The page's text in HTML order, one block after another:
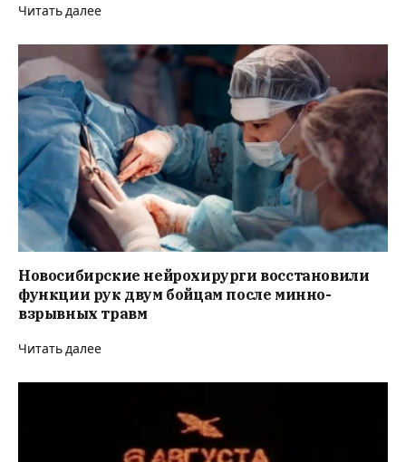
Читать далее
Новосибирские нейрохирурги восстановили
функции рук двум бойцам после минно-
взрывных травм
Читать далее